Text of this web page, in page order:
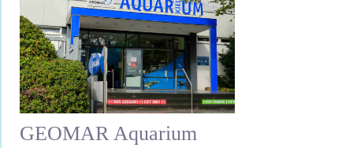
Filter verwerfen
GEOMAR Aquarium